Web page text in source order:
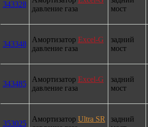
343328
давление газа
мост
343348
Амортизатор Excel-G
давление газа
задний
мост
343485
Амортизатор Excel-G
давление газа
задний
мост
353025
Амортизатор Ultra SR
задний